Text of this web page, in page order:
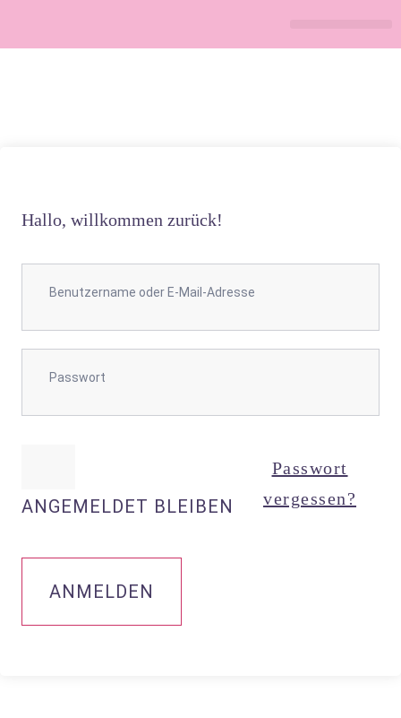
Hallo, willkommen zurück!
ANGEMELDET BLEIBEN
Passwort
vergessen?
ANMELDEN